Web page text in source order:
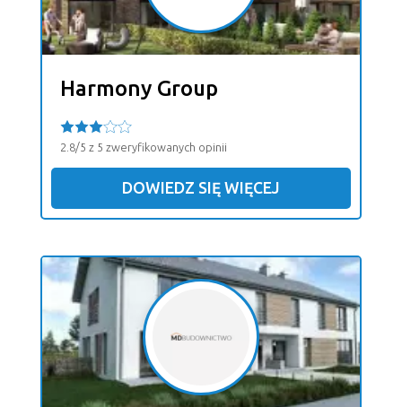
Harmony Group
2.8/5 z 5 zweryfikowanych opinii
DOWIEDZ SIĘ WIĘCEJ